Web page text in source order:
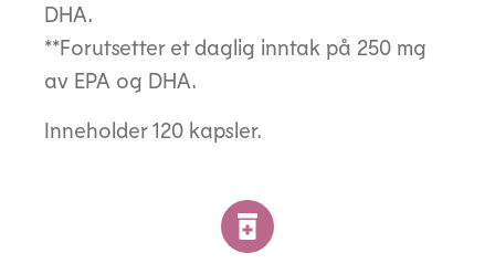
DHA.
**Forutsetter et daglig inntak på 250 mg
av EPA og DHA.
Inneholder 120 kapsler.